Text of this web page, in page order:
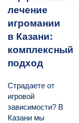
лечение
игромании
в Казани:
комплексный
подход
Страдаете от
игровой
зависимости? В
Казани мы